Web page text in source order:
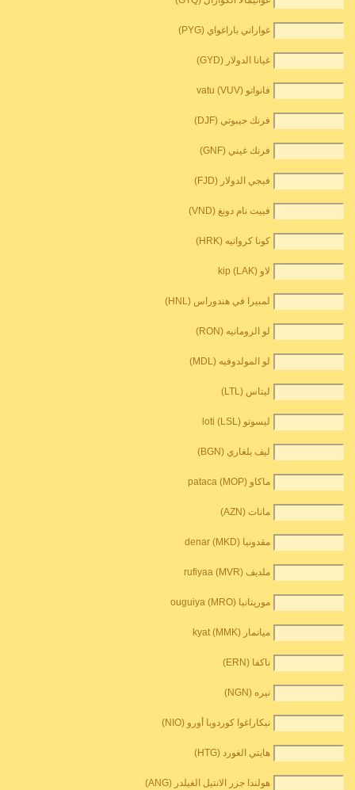
غواراني باراغواي (PYG)
غيانا الدولار (GYD)
فانواتو vatu (VUV)
فرنك جيبوتي (DJF)
فرنك غيني (GNF)
فيجي الدولار (FJD)
فييت نام دونغ (VND)
كونا كرواتيه (HRK)
لاو kip (LAK)
لمبيرا في هندوراس (HNL)
لو الرومانيه (RON)
لو المولدوفيه (MDL)
ليتاس (LTL)
ليسوتو loti (LSL)
ليف بلغاري (BGN)
ماكاو pataca (MOP)
مانات (AZN)
مقدونيا denar (MKD)
ملديف rufiyaa (MVR)
موريتانيا ouguiya (MRO)
ميانمار kyat (MMK)
ناكفا (ERN)
نيره (NGN)
نيكاراغوا كوردوبا أورو (NIO)
هايتي الغورد (HTG)
هولندا جزر الانتيل الغيلدر (ANG)